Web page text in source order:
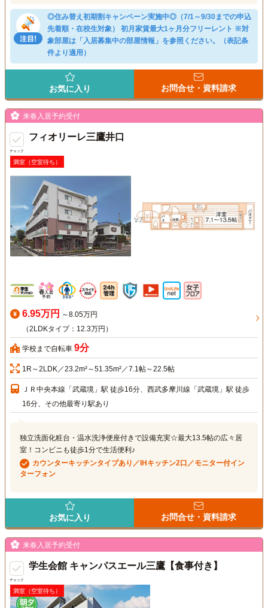
◎住み替え初期割キャンペーン実施中◎（7/1～9/30までの申込
先着順・在校生対象） 初月家賃最大1ヶ月分フリーレント ※対
象部屋は「入居募集中の部屋情報」を参照ください。（表記条
件より適用）
お気に入り お問合せ・資料請求
チェック
来春入居予約受付
フィオリーレ三鷹井口
満室（空室待ち）
6.95万円 ～8.05万円
（2LDKタイプ：12.3万円）
学校まで自転車 9分
1R～2LDK／23.2m²～51.35m²／7.1帖～22.5帖
ＪＲ中央本線「武蔵境」駅 徒歩16分、西武多摩川線「武蔵境」駅 徒歩
16分、その他最寄り駅あり
独立洗面化粧台・温水洗浄便座付きで設備充実☆最大13.5帖の広々居
室！コンビニも徒歩1分で生活便利♪
カウンターキッチンタイプあり／IHキッチン2口／モニター付イン
ターフォン
お気に入り お問合せ・資料請求
チェック
来春入居予約受付
学生会館 キャンパスエール三鷹【食事付き】
満室（空室待ち）